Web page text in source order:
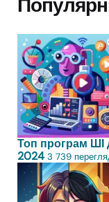
Топ програм ШІ
2024 3 739